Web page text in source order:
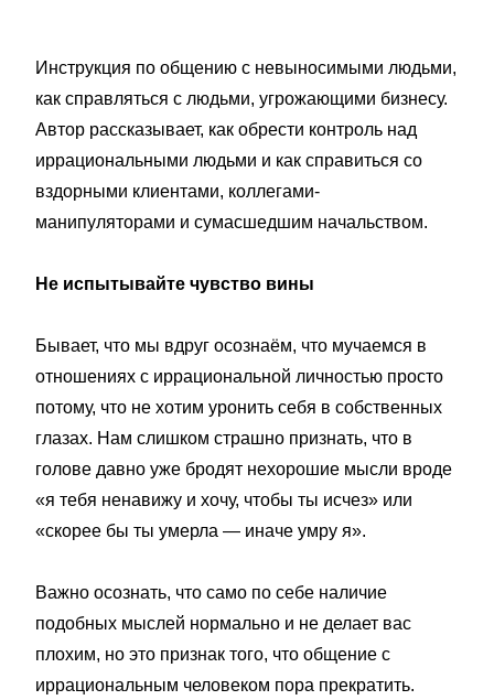
Инструкция по общению с невыносимыми людьми,
как справляться с людьми, угрожающими бизнесу.
Автор рассказывает, как обрести контроль над
иррациональными людьми и как справиться со
вздорными клиентами, коллегами-
манипуляторами и сумасшедшим начальством.
Не испытывайте чувство вины
Бывает, что мы вдруг осознаём, что мучаемся в
отношениях с иррациональной личностью просто
потому, что не хотим уронить себя в собственных
глазах. Нам слишком страшно признать, что в
голове давно уже бродят нехорошие мысли вроде
«я тебя ненавижу и хочу, чтобы ты исчез» или
«скорее бы ты умерла — иначе умру я».
Важно осознать, что само по себе наличие
подобных мыслей нормально и не делает вас
плохим, но это признак того, что общение с
иррациональным человеком пора прекратить.